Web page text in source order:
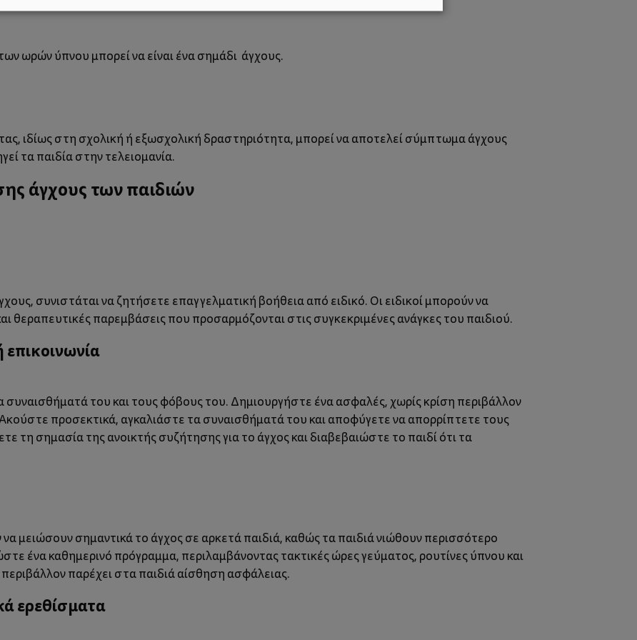
ωρών ύπνου μπορεί να είναι ένα σημάδι άγχους.
ιδίως στη σχολική ή εξωσχολική δραστηριότητα, μπορεί να αποτελεί σύμπτωμα άγχους
τα παιδία στην τελειομανία.
άγχους των παιδιών
συνιστάται να ζητήσετε επαγγελματική βοήθεια από ειδικό. Οι ειδικοί μπορούν να
θεραπευτικές παρεμβάσεις που προσαρμόζονται στις συγκεκριμένες ανάγκες του παιδιού.
συναισθήματά του και τους φόβους του. Δημιουργήστε ένα ασφαλές, χωρίς κρίση περιβάλλον
προσεκτικά, αγκαλιάστε τα συναισθήματά του και αποφύγετε να απορρίπτετε τους
τη σημασία της ανοικτής συζήτησης για το άγχος και διαβεβαιώστε το παιδί ότι τα
μειώσουν σημαντικά το άγχος σε αρκετά παιδιά, καθώς τα παιδιά νιώθουν περισσότερο
ένα καθημερινό πρόγραμμα, περιλαμβάνοντας τακτικές ώρες γεύματος, ρουτίνες ύπνου και
παρέχει στα παιδιά αίσθηση ασφάλειας.
ερεθίσματα